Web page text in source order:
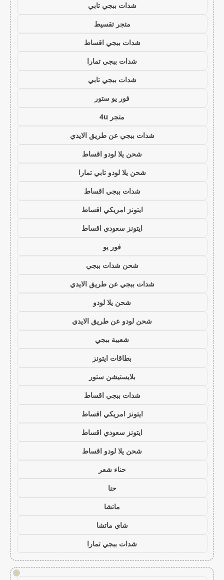
شدات ببجي تابي
متجر تقسيط
شدات ببجي اقساط
شدات ببجي تمارا
شدات ببجي تابي
فور يو ستور
متجر 4u
شدات ببجي عن طريق الايدي
شحن يلا لودو اقساط
شحن يلا لودو تابي تمارا
شدات ببجي اقساط
ايتونز امريكي اقساط
ايتونز سعودي اقساط
فور يو
شحن شدات ببجي
شدات ببجي عن طريق الايدي
شحن يلا لودو
شحن لودو عن طريق الايدي
شعبية ببجي
بطاقات ايتونز
بلايستيشن ستور
شدات ببجي اقساط
ايتونز امريكي اقساط
ايتونز سعودي اقساط
شحن يلا لودو اقساط
حناء شعر
حنا
ماتشا
شاي ماتشا
شدات ببجي تمارا
!